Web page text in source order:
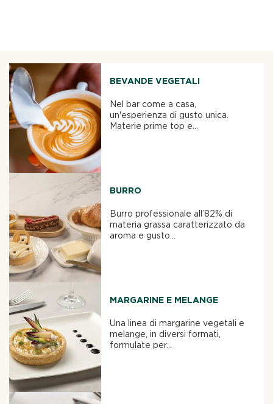
BEVANDE VEGETALI
Nel bar come a casa,
un'esperienza di gusto unica.
Materie prime top e...
BURRO
Burro professionale all’82% di
materia grassa caratterizzato da
aroma e gusto...
MARGARINE E MELANGE
Una linea di margarine vegetali e
melange, in diversi formati,
formulate per...